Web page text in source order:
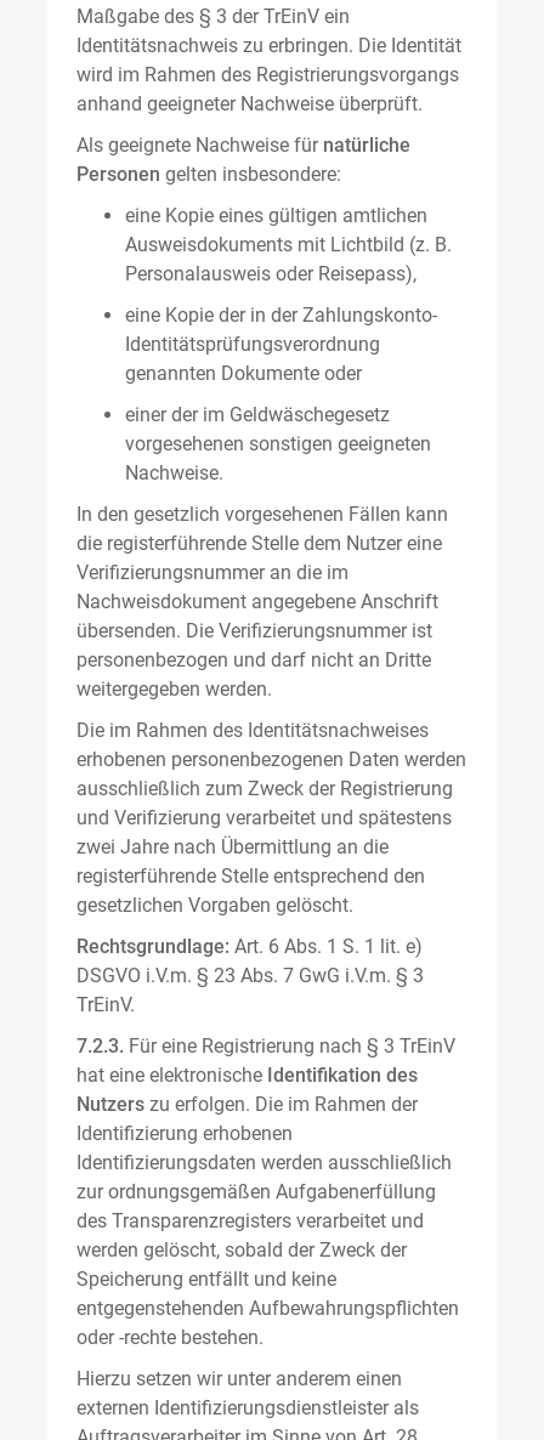
Maßgabe des § 3 der TrEinV ein
Identitätsnachweis zu erbringen. Die Identität
wird im Rahmen des Registrierungsvorgangs
anhand geeigneter Nachweise überprüft.
Als geeignete Nachweise für natürliche
Personen gelten insbesondere:
eine Kopie eines gültigen amtlichen
Ausweisdokuments mit Lichtbild (z. B.
Personalausweis oder Reisepass),
eine Kopie der in der Zahlungskonto-
Identitätsprüfungsverordnung
genannten Dokumente oder
einer der im Geldwäschegesetz
vorgesehenen sonstigen geeigneten
Nachweise.
In den gesetzlich vorgesehenen Fällen kann
die registerführende Stelle dem Nutzer eine
Verifizierungsnummer an die im
Nachweisdokument angegebene Anschrift
übersenden. Die Verifizierungsnummer ist
personenbezogen und darf nicht an Dritte
weitergegeben werden.
Die im Rahmen des Identitätsnachweises
erhobenen personenbezogenen Daten werden
ausschließlich zum Zweck der Registrierung
und Verifizierung verarbeitet und spätestens
zwei Jahre nach Übermittlung an die
registerführende Stelle entsprechend den
gesetzlichen Vorgaben gelöscht.
Rechtsgrundlage: Art. 6 Abs. 1 S. 1 lit. e)
DSGVO i.V.m. § 23 Abs. 7 GwG i.V.m. § 3
TrEinV.
7.2.3. Für eine Registrierung nach § 3 TrEinV
hat eine elektronische Identifikation des
Nutzers zu erfolgen. Die im Rahmen der
Identifizierung erhobenen
Identifizierungsdaten werden ausschließlich
zur ordnungsgemäßen Aufgabenerfüllung
des Transparenzregisters verarbeitet und
werden gelöscht, sobald der Zweck der
Speicherung entfällt und keine
entgegenstehenden Aufbewahrungspflichten
oder -rechte bestehen.
Hierzu setzen wir unter anderem einen
externen Identifizierungsdienstleister als